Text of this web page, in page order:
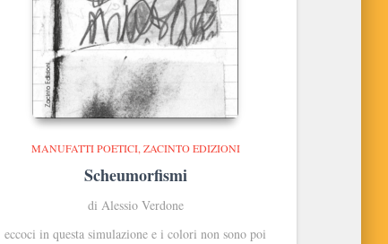
MANUFATTI POETICI ZACINTO EDIZIONI
Scheumorfismi
di Alessio Verdone
eccoci in questa simulazione e i colori non sono poi